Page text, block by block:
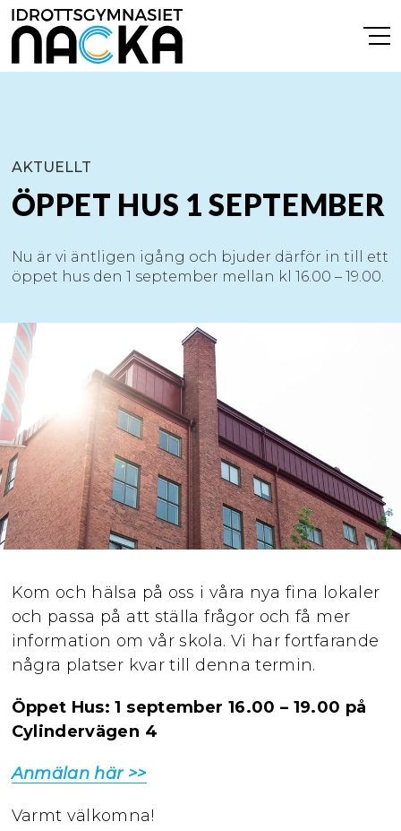
AKTUELLT
ÖPPET HUS 1 SEPTEMBER
Nu är vi äntligen igång och bjuder därför in till ett
öppet hus den 1 september mellan kl 16.00 – 19.00.
Kom och hälsa på oss i våra nya fina lokaler
och passa på att ställa frågor och få mer
information om vår skola. Vi har fortfarande
några platser kvar till denna termin.
Öppet Hus: 1 september 16.00 – 19.00 på
Cylindervägen 4
Anmälan här >>
Varmt välkomna!